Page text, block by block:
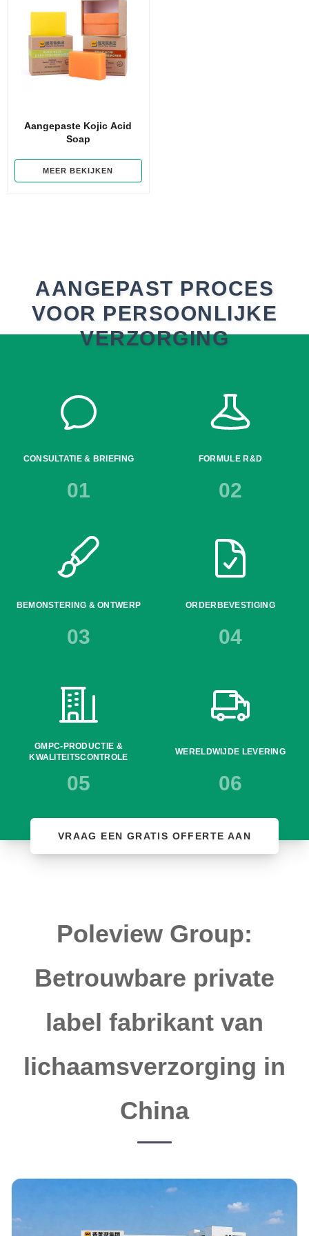
Aangepaste Kojic Acid
Soap
MEER BEKIJKEN
AANGEPAST PROCES
VOOR PERSOONLIJKE
VERZORGING
CONSULTATIE & BRIEFING
01
FORMULE R&D
02
BEMONSTERING & ONTWERP
03
ORDERBEVESTIGING
04
GMPC-PRODUCTIE &
KWALITEITSCONTROLE
05
WERELDWIJDE LEVERING
06
VRAAG EEN GRATIS OFFERTE AAN
Poleview Group:
Betrouwbare private
label fabrikant van
lichaamsverzorging in
China